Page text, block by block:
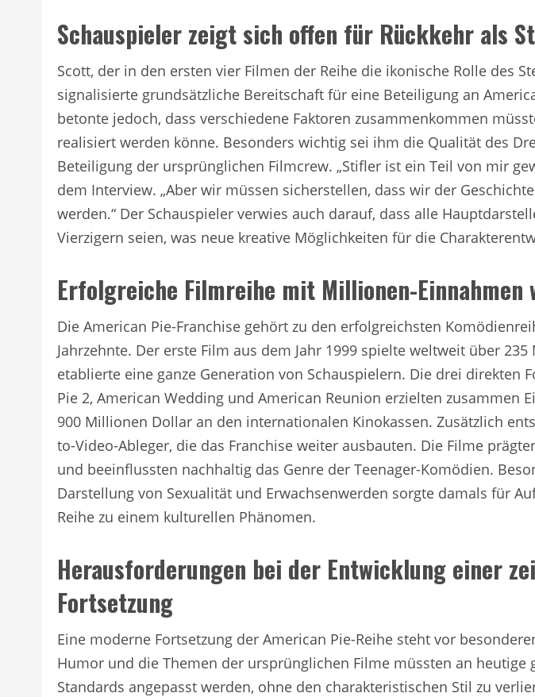
Schauspieler zeigt sich offen für Rückkehr als
Scott, der in den ersten vier Filmen der Reihe die ikonische Rolle des
signalisierte grundsätzliche Bereitschaft für eine Beteiligung an
betonte jedoch, dass verschiedene Faktoren zusammenkommen
realisiert werden könne. Besonders wichtig sei ihm die Qualität des
Beteiligung der ursprünglichen Filmcrew. „Stifler ist ein Teil von mir
dem Interview. „Aber wir müssen sicherstellen, dass wir der
werden.“ Der Schauspieler verwies auch darauf, dass alle
Vierzigern seien, was neue kreative Möglichkeiten für die
Erfolgreiche Filmreihe mit Millionen-Einnahmen
Die American Pie-Franchise gehört zu den erfolgreichsten
Jahrzehnte. Der erste Film aus dem Jahr 1999 spielte weltweit über
etablierte eine ganze Generation von Schauspielern. Die drei direkten
Pie 2, American Wedding und American Reunion erzielten zusammen
900 Millionen Dollar an den internationalen Kinokassen. Zusätzlich
to-Video-Ableger, die das Franchise weiter ausbauten. Die Filme
und beeinflussten nachhaltig das Genre der Teenager-Komödien.
Darstellung von Sexualität und Erwachsenwerden sorgte damals für
Reihe zu einem kulturellen Phänomen.
Herausforderungen bei der Entwicklung einer
Fortsetzung
Eine moderne Fortsetzung der American Pie-Reihe steht vor
Humor und die Themen der ursprünglichen Filme müssten an heutige
Standards angepasst werden, ohne den charakteristischen Stil zu